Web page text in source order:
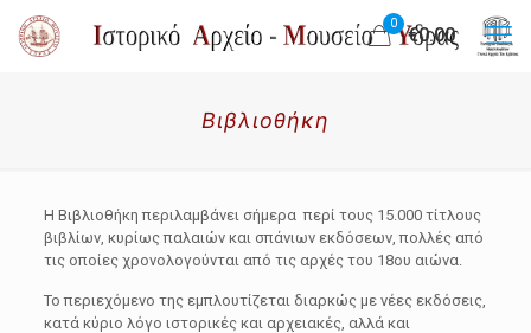
0
€0.00
Βιβλιοθήκη
H Βιβλιοθήκη περιλαμβάνει σήμερα περί τους 15.000 τίτλους
βιβλίων, κυρίως παλαιών και σπάνιων εκδόσεων, πολλές από
τις οποίες χρονολογούνται από τις αρχές του 18ου αιώνα.
Το περιεχόμενο της εμπλουτίζεται διαρκώς με νέες εκδόσεις,
κατά κύριο λόγο ιστορικές και αρχειακές, αλλά και